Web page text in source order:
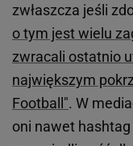
zwłaszcza jeśli
o tym jest wielu
zwracali ostatnio
największym
Football". W
oni nawet